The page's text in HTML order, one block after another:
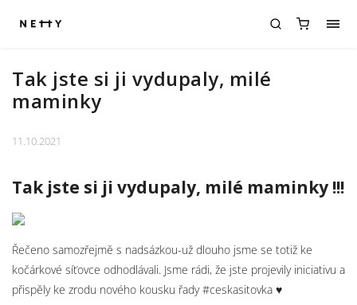
Tak jste si ji vydupaly, milé
maminky
11.10.2021
Tak jste si ji vydupaly, milé maminky !!!
Řečeno samozřejmě s nadsázkou-už dlouho jsme se totiž ke
kočárkové síťovce odhodlávali. Jsme rádi, že jste projevily iniciativu a
přispěly ke zrodu nového kousku řady #ceskasitovka ♥️